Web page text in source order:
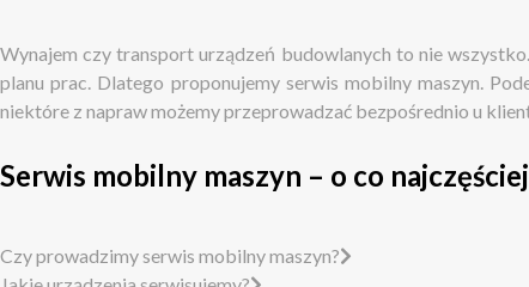
Wynajem czy transport urządzeń budowlanych to nie
planu prac. Dlatego proponujemy serwis mobilny maszyn.
niektóre z napraw możemy przeprowadzać bezpośrednio u
Serwis mobilny maszyn – o co
Czy prowadzimy serwis mobilny maszyn?